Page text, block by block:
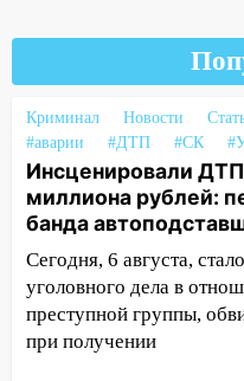
рецидивистом
14:26
В
14:23
67%
передумать
повысят зарплату
14:01
более 4,6
судом
автоподставщиков
В Инзе
Криминал Новости
#аварии
#ДТП #СК
Инсценировали
миллиона рублей:
банда
Сегодня, 6 августа,
уголовного дела в
преступной группы,
при получении